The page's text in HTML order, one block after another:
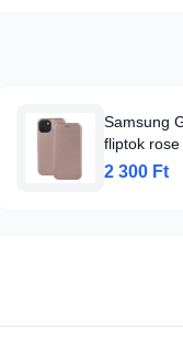
Samsung
fliptok rose
2 300 Ft